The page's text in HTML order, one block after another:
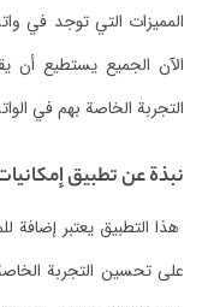
المميزات التي توجد في
الآن الجميع يستطيع أن
التجربة الخاصة بهم في
نبذة عن تطبيق
هذا التطبيق يعتبر
على تحسين التجربة